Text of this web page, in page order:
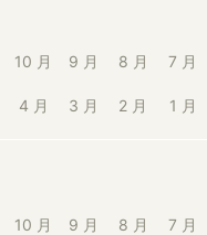
10 月 9 月 8 月 7 月
4 月 3 月 2 月 1 月
10 月 9 月 8 月 7 月